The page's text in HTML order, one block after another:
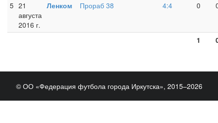
5 21
августа
2016 г.
Ленком Прораб 38 4:4 0
1
© ОО «Федерация футбола города Иркутска», 2015–2026